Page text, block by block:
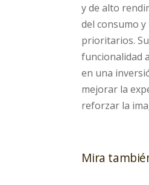
y de alto
del consumo
prioritarios.
funcionalidad
en una
mejorar la
reforzar la
Mira